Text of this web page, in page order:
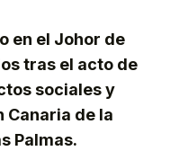
en el Johor de
tras el acto de
sociales y
Canaria de la
Palmas.